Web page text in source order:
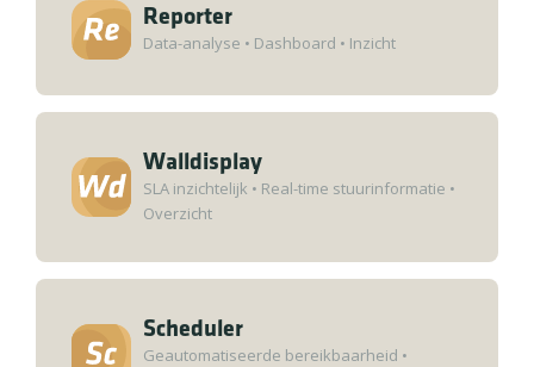
Reporter
Data-analyse • Dashboard • Inzicht
Walldisplay
SLA inzichtelijk • Real-time stuurinformatie •
Overzicht
Scheduler
Geautomatiseerde bereikbaarheid •